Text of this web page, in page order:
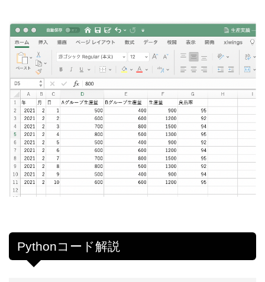
Pythonコード解説